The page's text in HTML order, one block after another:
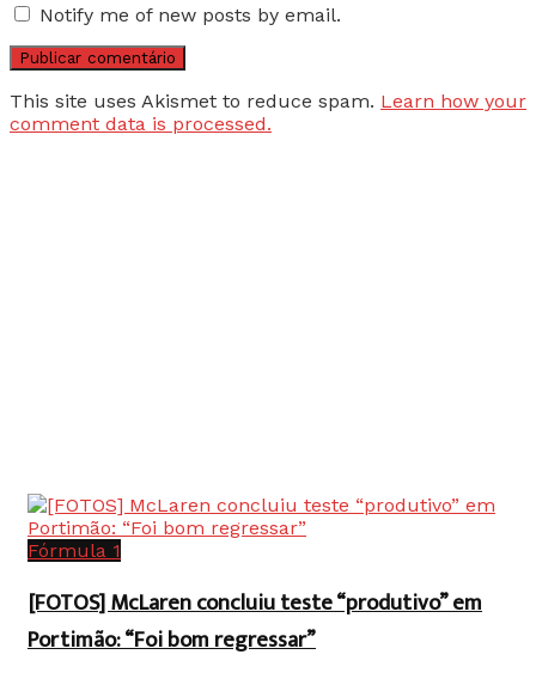
Notify me of new posts by email.
This site uses Akismet to reduce spam. Learn how your
comment data is processed.
Fórmula 1
[FOTOS] McLaren concluiu teste “produtivo” em
Portimão: “Foi bom regressar”